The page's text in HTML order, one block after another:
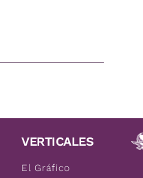
VERTICALES
El Gráfico